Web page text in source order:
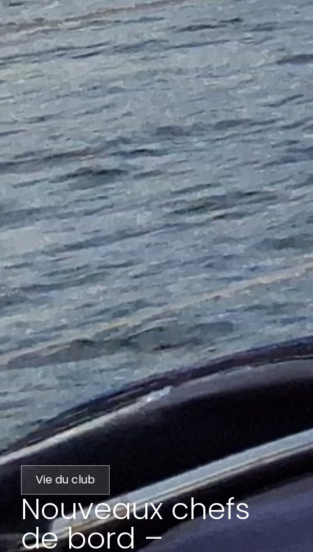
Vie du club
Nouveaux chefs
de bord –